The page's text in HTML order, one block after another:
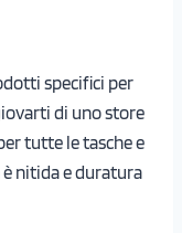
specifici per
di uno store
tutte le tasche e
nitida e duratura